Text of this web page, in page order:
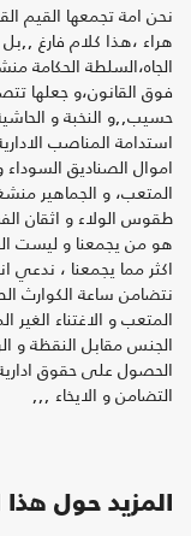
نحن امة تجمعها القيم
هراء ،هذا كلام فارغ
الجاه،السلطة الحكامة
فوق القانون،و جعلها
حسيب,,و النخبة و
استدامة المناصب
اموال الصناديق السوداء
المتعب، و الجماهير
طقوس الولاء و اثقان
هو من يجمعنا و ليست
اكثر مما يجمعنا ، ندعي
نتضامن ساعة الكوارث
المتعب و الاغتناء الغير
الجنس مقابل النقظة و
الحصول على حقوق ادارية
التضامن و الايخاء ,,,
المزيد حول